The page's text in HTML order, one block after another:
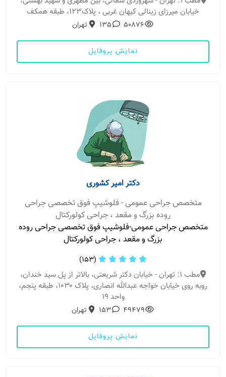
خیابان میرزای زینالی کیهان غربی ، پلاک123، طبقه همکف
50876
135 تهران
نمایش پروفایل
دکتر امیر کشوری
متخصص جراحی عمومی - فلوشیپ فوق تخصصی جراحی
روده بزرگ و مقعد ، جراحی کولورکتال
متخصص جراحی عمومی-فلوشیپ فوق تخصصی جراحی روده
بزرگ و مقعد ، جراحی کولورکتال
(153)
مطب 1: تهران - خیابان دکتر شریعتی، بالاتر از پل سید خندان،
روبه روی خیابان خواجه عبدالله انصاری، پلاک ۱۰۳۰، طبقه پنجم،
واحد ۱۹
49479
153 تهران
نمایش پروفایل